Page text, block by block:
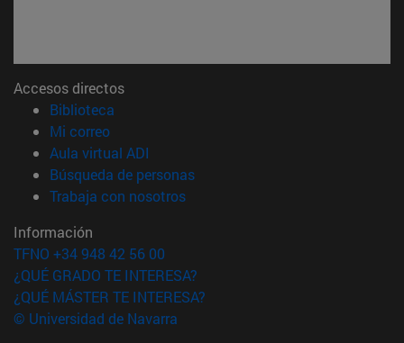
Accesos directos
Biblioteca
Mi correo(abre en nueva ventana)
Aula virtual ADI
Búsqueda de personas(abre en nueva ventana)
Trabaja con nosotros(abre en nueva ventana)
Información
TFNO +34 948 42 56 00
¿QUÉ GRADO TE INTERESA?
¿QUÉ MÁSTER TE INTERESA?
© Universidad de Navarra